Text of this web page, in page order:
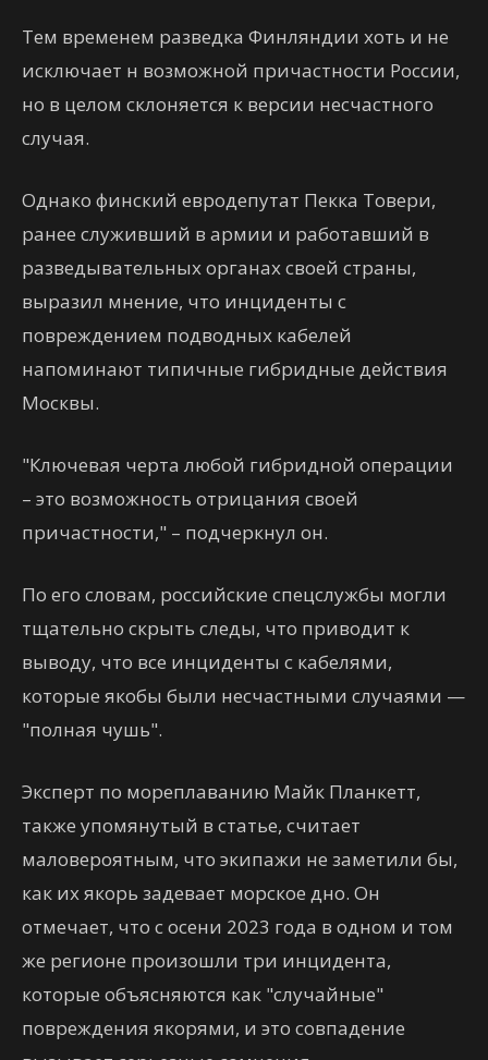
Тем временем разведка Финляндии хоть и не
исключает н возможной причастности России,
но в целом склоняется к версии несчастного
случая.
Однако финский евродепутат Пекка Товери,
ранее служивший в армии и работавший в
разведывательных органах своей страны,
выразил мнение, что инциденты с
повреждением подводных кабелей
напоминают типичные гибридные действия
Москвы.
"Ключевая черта любой гибридной операции
– это возможность отрицания своей
причастности," – подчеркнул он.
По его словам, российские спецслужбы могли
тщательно скрыть следы, что приводит к
выводу, что все инциденты с кабелями,
которые якобы были несчастными случаями —
"полная чушь".
Эксперт по мореплаванию Майк Планкетт,
также упомянутый в статье, считает
маловероятным, что экипажи не заметили бы,
как их якорь задевает морское дно. Он
отмечает, что с осени 2023 года в одном и том
же регионе произошли три инцидента,
которые объясняются как "случайные"
повреждения якорями, и это совпадение